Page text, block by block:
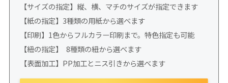
【サイズの指定】縦、横、マチのサイズが指定できます
【紙の指定】3種類の用紙から選べます
【印刷】1色からフルカラー印刷まで。特色指定も可能
【紐の指定】 8種類の紐から選べます
【表面加工】PP加工とニス引きから選べます